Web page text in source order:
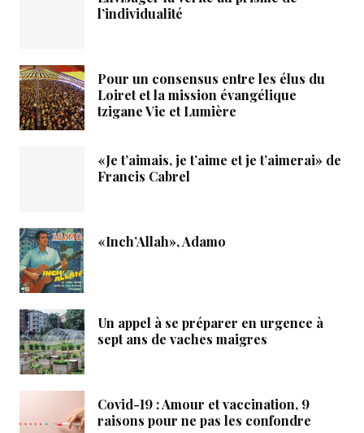
l’individualité
Pour un consensus entre les élus du
Loiret et la mission évangélique
tzigane Vie et Lumière
«Je t’aimais, je t’aime et je t’aimerai» de
Francis Cabrel
«Inch’Allah», Adamo
Un appel à se préparer en urgence à
sept ans de vaches maigres
Covid-19 : Amour et vaccination, 9
raisons pour ne pas les confondre